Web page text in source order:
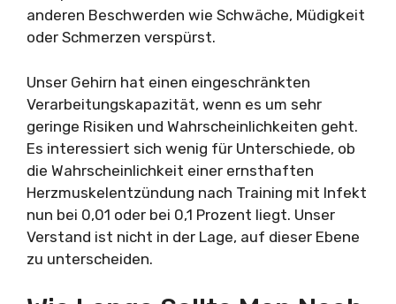
anderen Beschwerden wie Schwäche, Müdigkeit
oder Schmerzen verspürst.
Unser Gehirn hat einen eingeschränkten
Verarbeitungskapazität, wenn es um sehr
geringe Risiken und Wahrscheinlichkeiten geht.
Es interessiert sich wenig für Unterschiede, ob
die Wahrscheinlichkeit einer ernsthaften
Herzmuskelentzündung nach Training mit Infekt
nun bei 0,01 oder bei 0,1 Prozent liegt. Unser
Verstand ist nicht in der Lage, auf dieser Ebene
zu unterscheiden.